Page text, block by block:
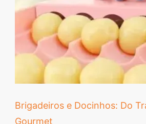
Brigadeiros e Docinhos: Do
Gourmet